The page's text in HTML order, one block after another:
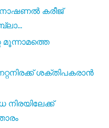
കരീജ്
മൂന്നാമത്തെ
ശക്‌തിപകരാൻ